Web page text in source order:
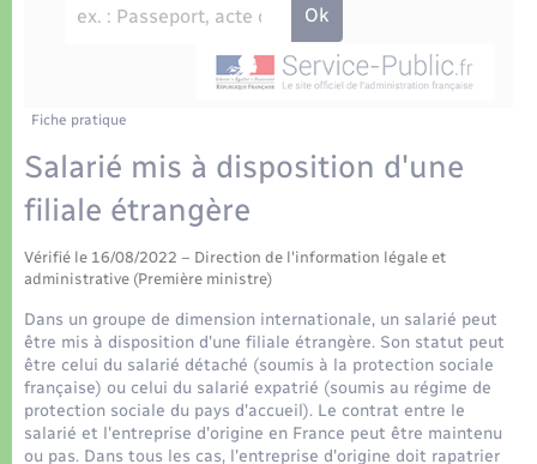
Eau - Assainissement
Transports
Transports scolaires
Logement - Urbanisme
Loisirs
Seniors
Nouvel habitant
Travaux - Autorisation d’occupation de l’espace
Présentation de la commune
La Communauté de communes
Fiche pratique
Salarié mis à disposition d'une
filiale étrangère
Vérifié le 16/08/2022 – Direction de l'information légale et
administrative (Première ministre)
Dans un groupe de dimension internationale, un salarié peut
être mis à disposition d'une filiale étrangère. Son statut peut
être celui du salarié détaché (soumis à la protection sociale
française) ou celui du salarié expatrié (soumis au régime de
protection sociale du pays d'accueil). Le contrat entre le
salarié et l'entreprise d'origine en France peut être maintenu
ou pas. Dans tous les cas, l'entreprise d'origine doit rapatrier